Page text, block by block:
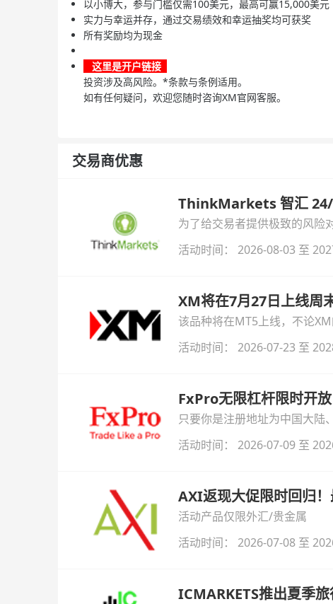
以小博大，参与门槛仅需100美元，最高可赢15,000美元
实力与幸运并存，通过交易绩效和幸运抽奖均可获奖
所有奖励均为现金
这里是开户链接
投资涉及高风险。*条款与条例适用。
如有任何疑问，欢迎您随时咨询XM官网客服。
交易商优惠
ThinkMarkets 智汇 24/
为了给交易者提供极致的风
与白银交易！本文将为您详细
活动时间： 2026-08-03 至
XM将在7月27日上线周
该品种将在MT5上线，不论
活动时间： 2026-07-23 至
FxPro无限杠杆限时开
只要你是注册地址为中国大
自动解锁无限倍杠杆福利，无
活动时间： 2026-07-09 至
AXI返现大促限时回归
活动产品仅限外汇/贵金属
活动时间： 2026-07-08 至
ICMARKETS推出夏季